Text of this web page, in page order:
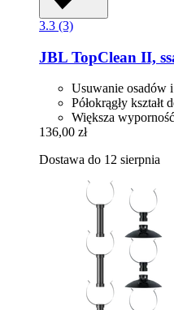
3.3 (3)
JBL TopClean II,
Usuwanie osadów i
Półokrągły kształt
Większa
136,00 zł
Dostawa do 12 sierpnia